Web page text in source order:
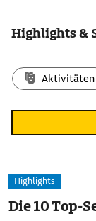
Highlights &
Aktivitäten
Highlights
Die 10 Top-